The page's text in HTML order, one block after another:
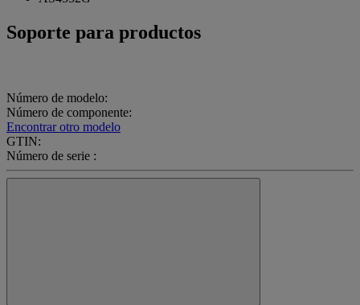
Soporte para productos
Número de modelo:
Número de componente:
Encontrar otro modelo
GTIN:
Número de serie :